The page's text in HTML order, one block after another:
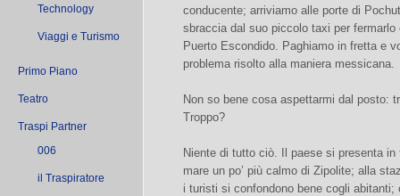
Technology
Viaggi e Turismo
Primo Piano
Teatro
Traspi Partner
006
il Traspiratore
conducente; arriviamo alle porte di
sbraccia dal suo piccolo taxi per
Puerto Escondido. Paghiamo in fretta e
problema risolto alla maniera messicana.
Non so bene cosa aspettarmi dal posto:
Troppo?
Niente di tutto ciò. Il paese si presenta
mare un po’ più calmo di Zipolite; alla
i turisti si confondono bene cogli